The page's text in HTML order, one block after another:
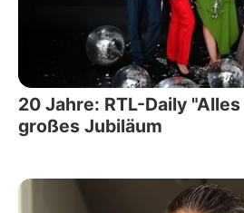
20 Jahre: RTL-Daily
großes Jubiläum